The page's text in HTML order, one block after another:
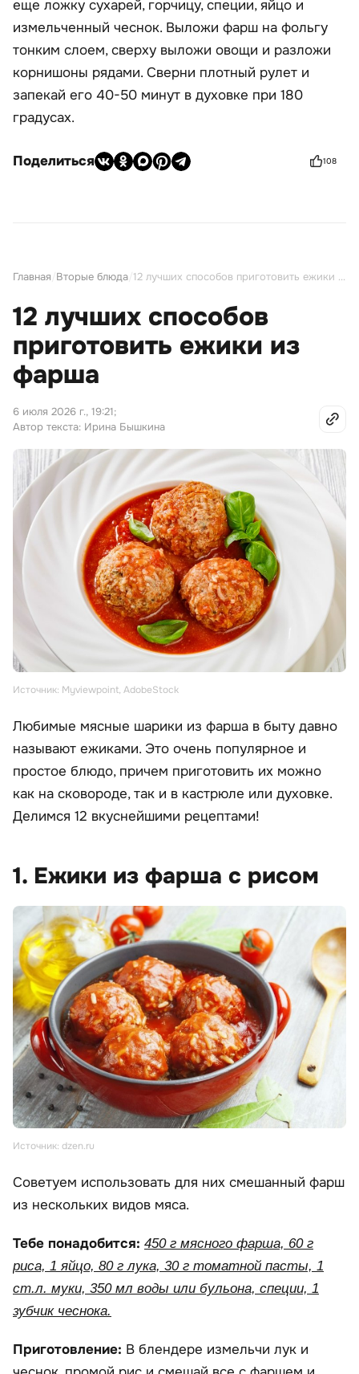
еще ложку сухарей, горчицу, специи, яйцо и
измельченный чеснок. Выложи фарш на фольгу
тонким слоем, сверху выложи овощи и разложи
корнишоны рядами. Сверни плотный рулет и
запекай его 40-50 минут в духовке при 180
градусах.
Поделиться 108
Главная Вторые блюда 12 лучших способов приготовить ежики из фарша
12 лучших способов
приготовить ежики из
фарша
6 июля 2026 г., 19:21;
Автор текста: Ирина Бышкина
Источник: Myviewpoint, AdobeStock
Любимые мясные шарики из фарша в быту давно
называют ежиками. Это очень популярное и
простое блюдо, причем приготовить их можно
как на сковороде, так и в кастрюле или духовке.
Делимся 12 вкуснейшими рецептами!
1. Ежики из фарша с рисом
Источник: dzen.ru
Советуем использовать для них смешанный фарш
из нескольких видов мяса.
Тебе понадобится: 450 г мясного фарша, 60 г
риса, 1 яйцо, 80 г лука, 30 г томатной пасты, 1
ст.л. муки, 350 мл воды или бульона, специи, 1
зубчик чеснока.
Приготовление: В блендере измельчи лук и